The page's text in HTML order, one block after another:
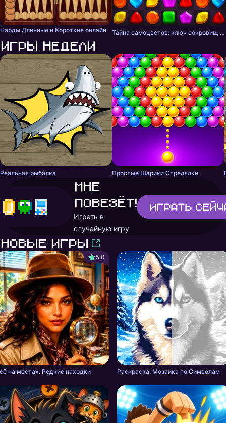
Нарды Длинные и Короткие онлайн Тайна самоцветов: ключ сокровищ - три в ряд
Игры недели
Реальная рыбалка Простые Шарики Стрелялки
Мне
повезёт!
Играть в
случайную игру
Играть
Новые игры
5,0
на местах: Редкие находки Раскраска: Мозаика по Символам